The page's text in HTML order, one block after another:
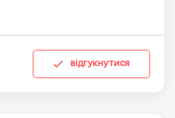
відгукнутися